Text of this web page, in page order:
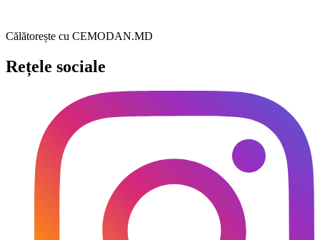
Călătorește cu CEMODAN.MD
Rețele sociale